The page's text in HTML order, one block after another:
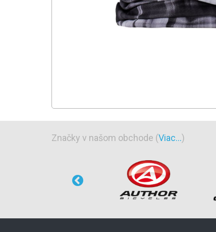
Značky v našom obchode (Viac...)